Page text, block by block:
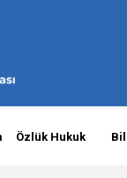
Özlük Hukuk